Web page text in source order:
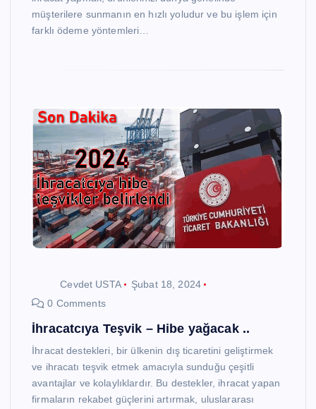
müşterilere sunmanın en hızlı yoludur ve bu işlem için
farklı ödeme yöntemleri…
Cevdet USTA
Şubat 18, 2024
0 Comments
İhracatcıya Teşvik – Hibe yağacak ..
İhracat destekleri, bir ülkenin dış ticaretini geliştirmek
ve ihracatı teşvik etmek amacıyla sunduğu çeşitli
avantajlar ve kolaylıklardır. Bu destekler, ihracat yapan
firmaların rekabet güçlerini artırmak, uluslararası